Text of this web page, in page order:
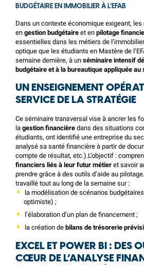
BUDGÉTAIRE EN IMMOBILIER À L’EFAB
Dans un contexte économique exigeant,
en gestion budgétaire et en pilotage
essentielles dans les métiers de
optique que les étudiants en Mastère de
semaine dernière, à un séminaire intensif
budgétaire et à la bureautique appliquée
UN ENSEIGNEMENT
SERVICE DE LA STRATÉGIE
Ce séminaire transversal vise à ancrer les
la gestion financière dans des situations
étudiants, ont identifié une entreprise du
analysé sa santé financière à partir de
compte de résultat, etc.).L’objectif :
financiers liés à leur futur métier et savoir
prendre grâce à des outils d’aide au
travaillé tout au long de la semaine sur :
la modélisation de scénarios
optimiste) ;
l’élaboration d’un plan de financement ;
la création de bilans de trésorerie
EXCEL ET POWER BI : DES
CŒUR DE L’ANALYSE